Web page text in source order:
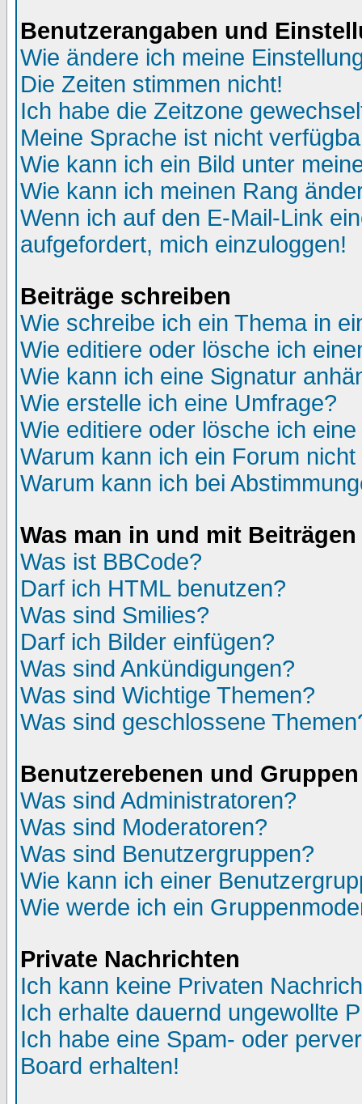
Benutzerangaben und
Wie ändere ich meine
Die Zeiten stimmen nicht!
Ich habe die Zeitzone
Meine Sprache ist nicht
Wie kann ich ein Bild unter
Wie kann ich meinen Rang
Wenn ich auf den E-Mail-Link
aufgefordert, mich einzuloggen!
Beiträge schreiben
Wie schreibe ich ein Thema in
Wie editiere oder lösche ich
Wie kann ich eine Signatur
Wie erstelle ich eine Umfrage?
Wie editiere oder lösche ich
Warum kann ich ein Forum
Warum kann ich bei
Was man in und mit
Was ist BBCode?
Darf ich HTML benutzen?
Was sind Smilies?
Darf ich Bilder einfügen?
Was sind Ankündigungen?
Was sind Wichtige Themen?
Was sind geschlossene
Benutzerebenen und Gruppen
Was sind Administratoren?
Was sind Moderatoren?
Was sind Benutzergruppen?
Wie kann ich einer
Wie werde ich ein
Private Nachrichten
Ich kann keine Privaten
Ich erhalte dauernd ungewollte
Ich habe eine Spam- oder
Board erhalten!